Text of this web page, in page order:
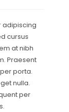
adipiscing
cursus
at nibh
Praesent
porta.
nulla.
per